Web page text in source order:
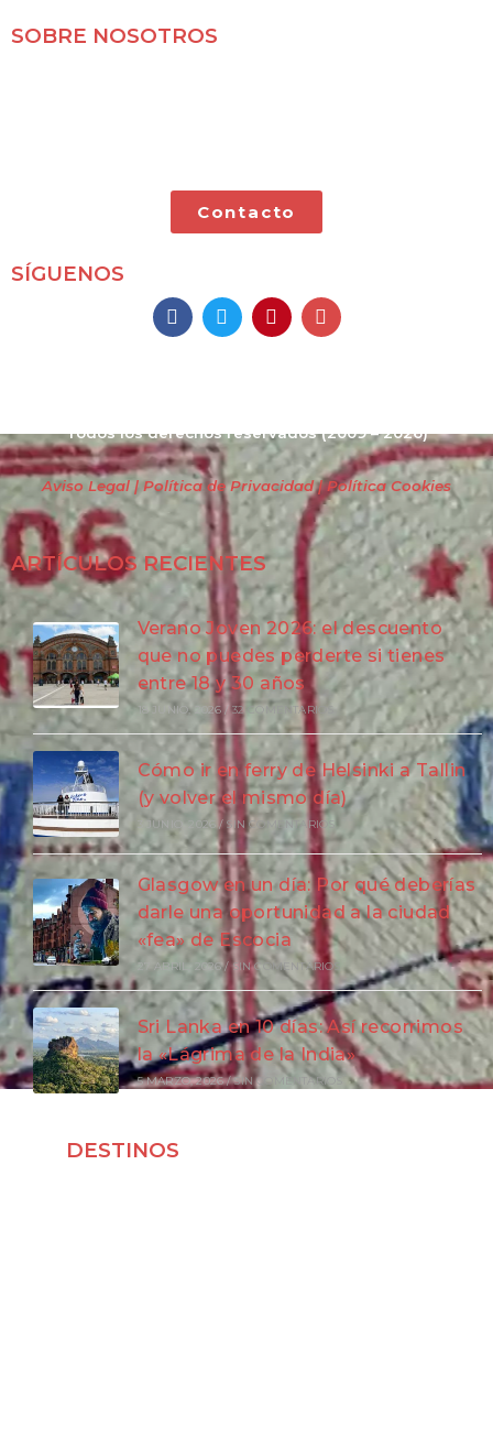
SOBRE NOSOTROS
Contacto
SÍGUENOS
Todos los derechos reservados(2009 – 2026)
Aviso Legal | Política de Privacidad | Política Cookies
ARTÍCULOS RECIENTES
Verano Joven 2026: el descuento
que no puedes perderte si tienes
entre 18 y 30 años
18 JUNIO, 2026 / 32 COMENTARIOS
Cómo ir en ferry de Helsinki a Tallin
(y volver el mismo día)
3 JUNIO, 2026 / SIN COMENTARIOS
Glasgow en un día: Por qué deberías
darle una oportunidad a la ciudad
«fea» de Escocia
27 ABRIL, 2026 / SIN COMENTARIOS
Sri Lanka en 10 días: Así recorrimos
la «Lágrima de la India»
5 MARZO, 2026 / SIN COMENTARIOS
DESTINOS